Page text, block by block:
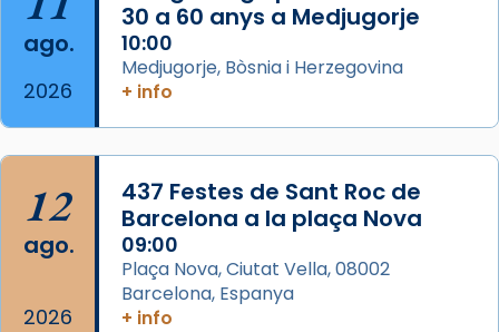
Josep Omella, ha presidit la missa i l’ha
concelebrat el bisbe auxiliar de Barcelona,
Mons. David Abadías.
📸 Dr. G. Simón
Foto
View on Facebook · Share
Arquebisbat de Barcelona
2 weeks ago
Memòria de les santes Juliana i
ago.
2026
30 a 60 anys a Medjugorje
10:00
Medjugorje, Bòsnia i Herzegovina
+ info
12
ago.
2026
437 Festes de Sant Roc de
Barcelona a la plaça Nova
09:00
Plaça Nova, Ciutat Vella, 08002
Barcelona, Espanya
+ info